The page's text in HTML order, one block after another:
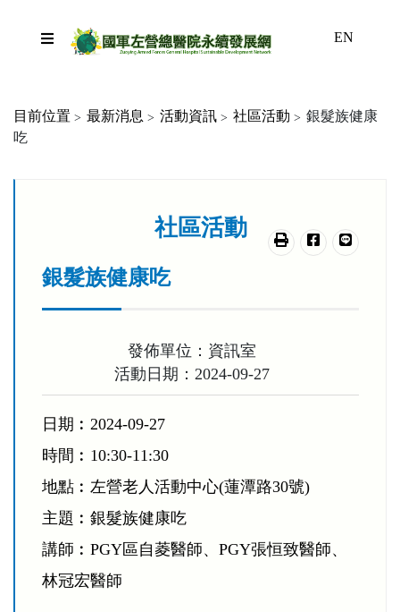
EN
目前位置 最新消息 活動資訊 社區活動
銀髮族健康
吃
社區活動
銀髮族健康吃
發佈單位：資訊室
活動日期：2024-09-27
日期︰2024-09-27
時間︰10:30-11:30
地點︰左營老人活動中心(蓮潭路30號)
主題︰銀髮族健康吃
講師︰PGY區自菱醫師、PGY張恒致醫師、
林冠宏醫師